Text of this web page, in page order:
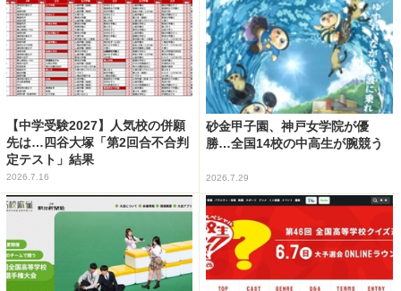
【中学受験2027】人気校の併願
先は…四谷大塚「第2回合不合判
定テスト」結果
2026.7.16
砂金甲子園、神戸女学院が優
勝…全国14校の中高生が腕競う
2026.7.29